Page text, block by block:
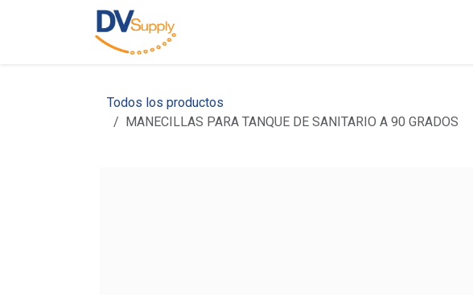
Todos los productos
MANECILLAS PARA TANQUE DE SANITARIO A 90 GRADOS